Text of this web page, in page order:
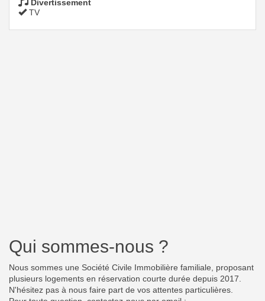
Divertissement
TV
Qui sommes-nous ?
Nous sommes une Société Civile Immobilière familiale, proposant
plusieurs logements en réservation courte durée depuis 2017.
N'hésitez pas à nous faire part de vos attentes particulières.